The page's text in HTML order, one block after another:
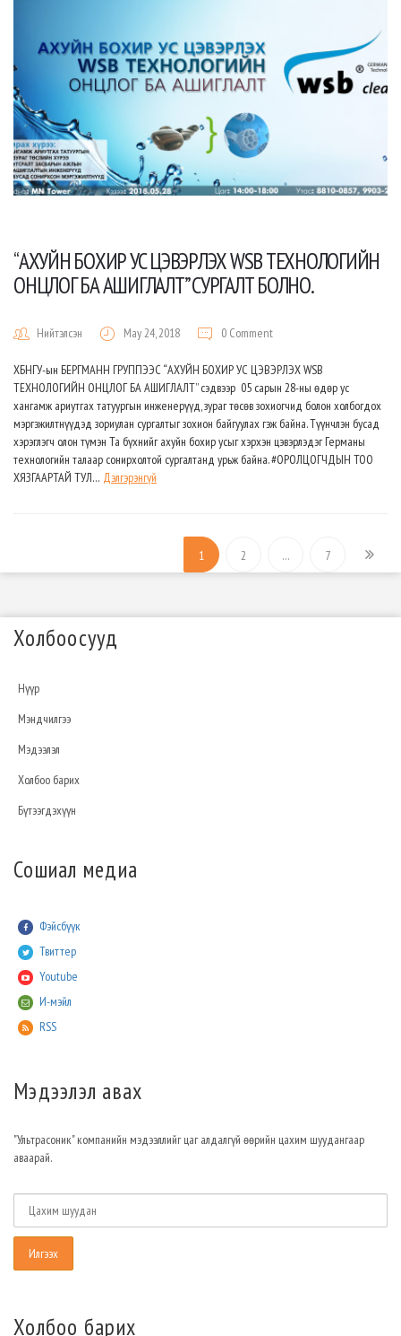
“АХУЙН БОХИР УС ЦЭВЭРЛЭХ WSB ТЕХНОЛОГИЙН
ОНЦЛОГ БА АШИГЛАЛТ” CУРГАЛТ БОЛНО.
Нийтэлсэн May 24, 2018 0 Comment
ХБНГУ-ын БЕРГМАНН ГРУППЭЭС “АХУЙН БОХИР УС ЦЭВЭРЛЭХ WSB
ТЕХНОЛОГИЙН ОНЦЛОГ БА АШИГЛАЛТ” сэдвээр 05 сарын 28-ны өдөр ус
хангамж ариутгах татуургын инженерүүд, зураг төсөв зохиогчид болон холбогдох
мэргэжилтнүүдэд зориулан сургалтыг зохион байгуулах гэж байна. Түүнчлэн бусад
хэрэглэгч олон түмэн Та бүхнийг ахуйн бохир усыг хэрхэн цэвэрлэдэг Германы
технологийн талаар сонирхолтой сургалтанд урьж байна. #ОРОЛЦОГЧДЫН ТОО
ХЯЗГААРТАЙ ТУЛ… Дэлгэрэнгүй
1 2 … 7
Холбоосууд
Нүүр
Мэндчилгээ
Мэдээлэл
Холбоо барих
Бүтээгдэхүүн
Сошиал медиа
Фэйсбүүк
Твиттер
Youtube
И-мэйл
RSS
Мэдээлэл авах
"Ультрасоник" компанийн мэдээллийг цаг алдалгүй өөрийн цахим шуудангаар
аваарай.
Холбоо барих